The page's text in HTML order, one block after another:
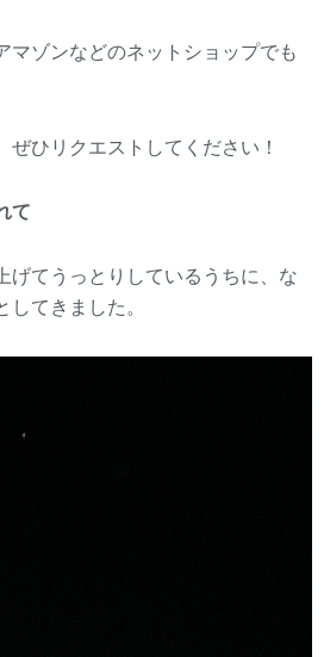
マゾンなどのネットショップでも
ぜひリクエストしてください！
て
げてうっとりしているうちに、な
てきました。